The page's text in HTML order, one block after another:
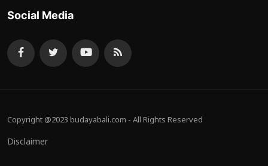
Social Media
Copyright @2023 budayabali.com - All Rights Reserved
Disclaimer